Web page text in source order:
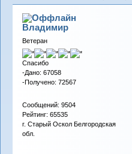
Владимиp
Ветеран
Спасибо
-Дано: 67058
-Получено: 72567
Сообщений: 9504
Рейтинг: 65535
г. Старый Оскол Белгородская
обл.